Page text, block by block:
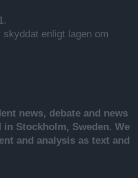
skyddat enligt lagen om
news, debate and news
Stockholm, Sweden. We
and analysis as text and